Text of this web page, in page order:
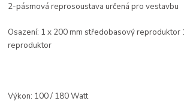
2-pásmová reprosoustava určená pro vestavbu
Osazení: 1 x 200 mm středobasový reproduktor
reproduktor
Výkon: 100 / 180 Watt